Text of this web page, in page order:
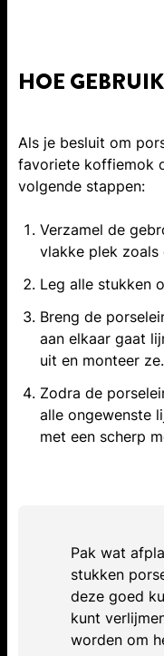
HOE
Als je besluit om
favoriete koffiemok
volgende stappen:
Verzamel de
vlakke plek zoals
Leg alle stukken
Breng de
aan elkaar gaat
uit en monteer ze.
Zodra de
alle ongewenste
met een scherp
Pak wat
stukken
deze goed
kunt
worden om